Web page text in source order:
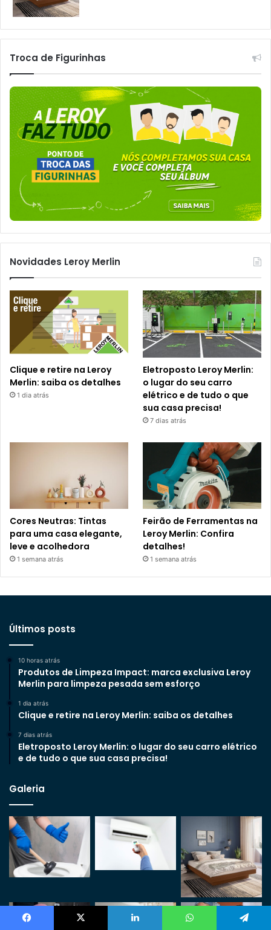
Troca de Figurinhas
Novidades Leroy Merlin
Clique e retire na Leroy
Merlin: saiba os detalhes
1 dia atrás
Eletroposto Leroy Merlin:
o lugar do seu carro
elétrico e de tudo o que
sua casa precisa!
7 dias atrás
Cores Neutras: Tintas
para uma casa elegante,
leve e acolhedora
1 semana atrás
Feirão de Ferramentas na
Leroy Merlin: Confira
detalhes!
1 semana atrás
Últimos posts
10 horas atrás
Produtos de Limpeza Impact: marca exclusiva Leroy
Merlin para limpeza pesada sem esforço
1 dia atrás
Clique e retire na Leroy Merlin: saiba os detalhes
7 dias atrás
Eletroposto Leroy Merlin: o lugar do seu carro elétrico
e de tudo o que sua casa precisa!
Galeria